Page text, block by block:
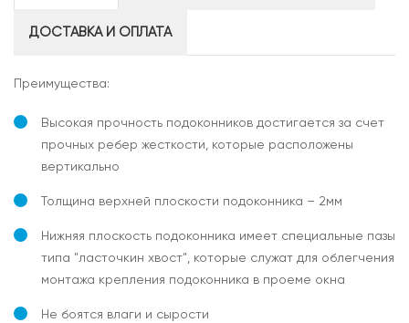
ДОСТАВКА И ОПЛАТА
Преимущества:
Высокая прочность подоконников достигается за счет
прочных ребер жесткости, которые расположены
вертикально
Толщина верхней плоскости подоконника – 2мм
Нижняя плоскость подоконника имеет специальные пазы
типа "ласточкин хвост", которые служат для облегчения
монтажа крепления подоконника в проеме окна
Не боятся влаги и сырости